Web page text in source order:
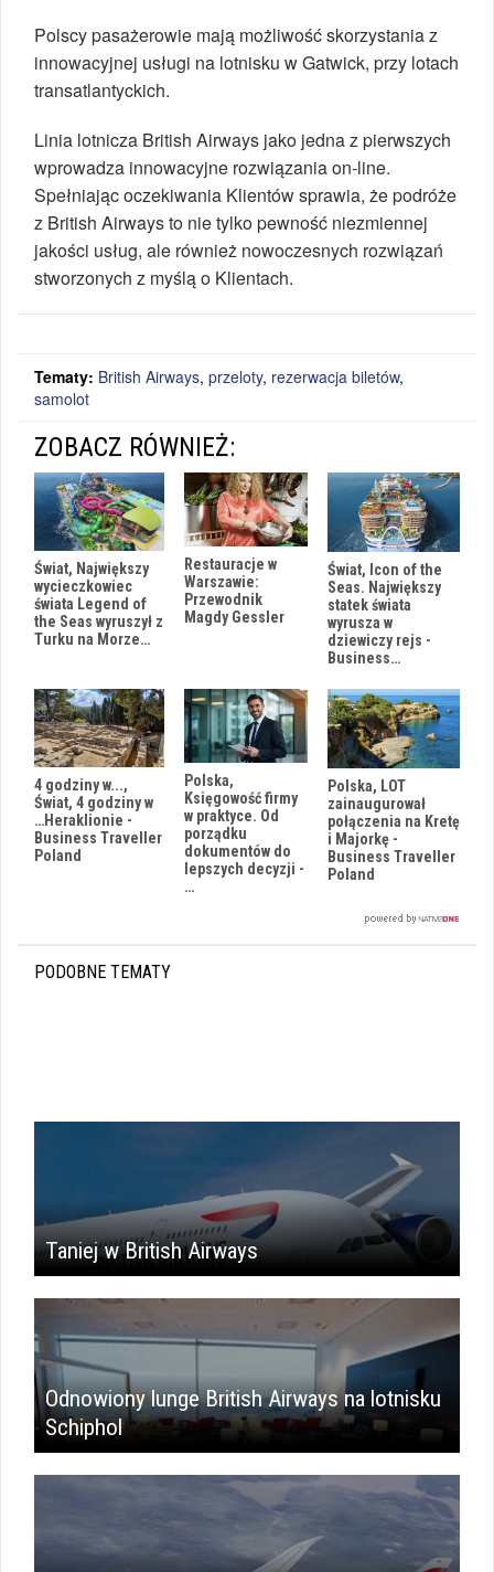
Polscy pasażerowie mają możliwość skorzystania z
innowacyjnej usługi na lotnisku w Gatwick, przy lotach
transatlantyckich.
Linia lotnicza British Airways jako jedna z pierwszych
wprowadza innowacyjne rozwiązania on-line.
Spełniając oczekiwania Klientów sprawia, że podróże
z British Airways to nie tylko pewność niezmiennej
jakości usług, ale również nowoczesnych rozwiązań
stworzonych z myślą o Klientach.
Tematy: British Airways, przeloty, rezerwacja biletów,
samolot
ZOBACZ RÓWNIEŻ:
Świat, Największy
wycieczkowiec
świata Legend of
the Seas wyruszył z
Turku na Morze…
Restauracje w
Warszawie:
Przewodnik
Magdy Gessler
Świat, Icon of the
Seas. Największy
statek świata
wyrusza w
dziewiczy rejs -
Business…
4 godziny w...,
Świat, 4 godziny w
…Heraklionie -
Business Traveller
Poland
Polska,
Księgowość firmy
w praktyce. Od
porządku
dokumentów do
lepszych decyzji -
…
Polska, LOT
zainaugurował
połączenia na Kretę
i Majorkę -
Business Traveller
Poland
PODOBNE TEMATY
Taniej w British Airways
Odnowiony lunge British Airways na lotnisku
Schiphol